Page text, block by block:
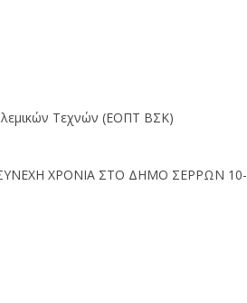
Τεχνών (ΕΟΠΤ ΒΣΚ)
ΧΡΟΝΙΑ ΣΤΟ ΔΗΜΟ ΣΕΡΡΩΝ 10-